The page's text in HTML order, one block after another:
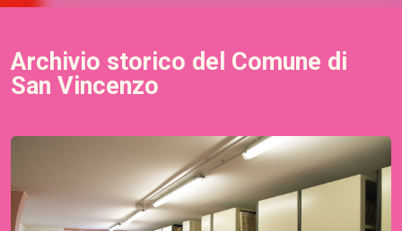
Archivio storico del Comune di
San Vincenzo